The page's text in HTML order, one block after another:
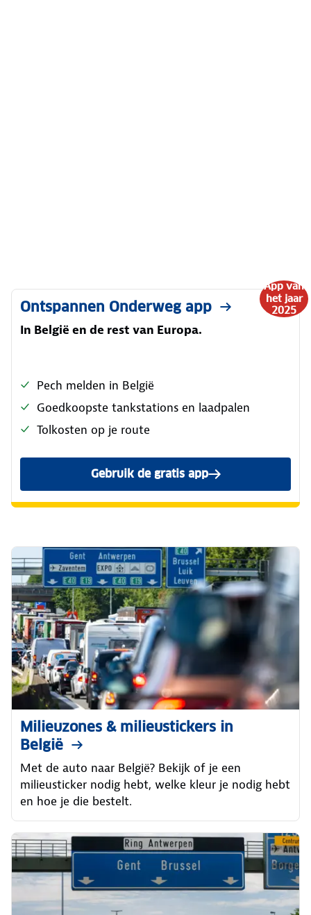
App van
het jaar
2025
Ontspannen Onderweg app
In België en de rest van Europa.
Pech melden in België
Goedkoopste tankstations en laadpalen
Tolkosten op je route
Gebruik de gratis app
Milieuzones & milieustickers in
België
Met de auto naar België? Bekijk of je een
milieusticker nodig hebt, welke kleur je nodig hebt
en hoe je die bestelt.